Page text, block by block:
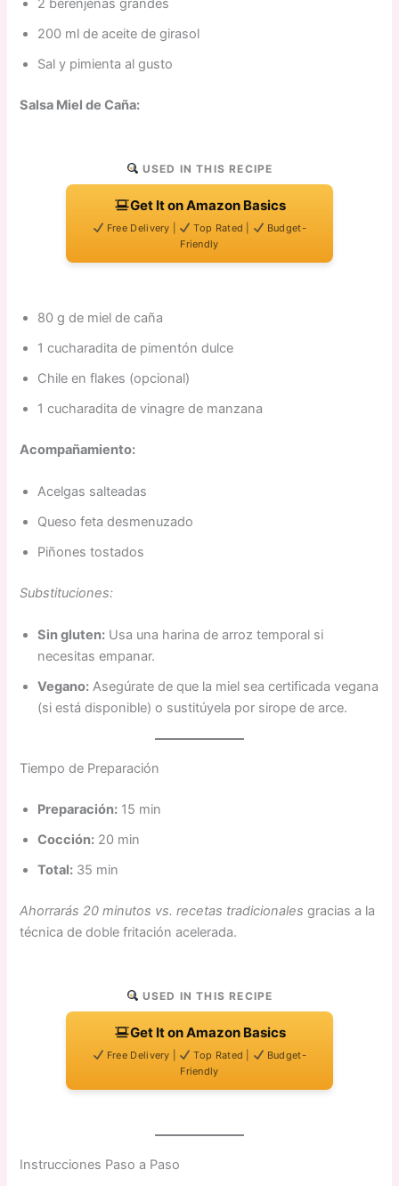
2 berenjenas grandes
200 ml de aceite de girasol
Sal y pimienta al gusto
Salsa Miel de Caña:
USED IN THIS RECIPE
Get It on Amazon Basics
Free Delivery | Top Rated |
Budget-
Friendly
80 g de miel de caña
1 cucharadita de pimentón dulce
Chile en flakes (opcional)
1 cucharadita de vinagre de manzana
Acompañamiento:
Acelgas salteadas
Queso feta desmenuzado
Piñones tostados
Substituciones:
Sin gluten: Usa una harina de arroz temporal si
necesitas empanar.
Vegano: Asegúrate de que la miel sea certificada vegana
(si está disponible) o sustitúyela por sirope de arce.
Tiempo de Preparación
Preparación: 15 min
Cocción: 20 min
Total: 35 min
Ahorrarás 20 minutos vs. recetas tradicionales gracias a la
técnica de doble fritación acelerada.
USED IN THIS RECIPE
Get It on Amazon Basics
Free Delivery | Top Rated |
Budget-
Friendly
Instrucciones Paso a Paso